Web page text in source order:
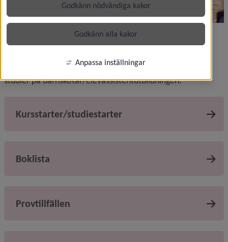
Förskolan kornetten
Nedan finner du viktig information om dina pågående
studier på barnskötar/elevassistentutbildningen.
Kursstarter/studiestarter
Boklista
Provtillfällen
Godkänn nödvändiga kakor
Godkänn alla kakor
Anpassa inställningar